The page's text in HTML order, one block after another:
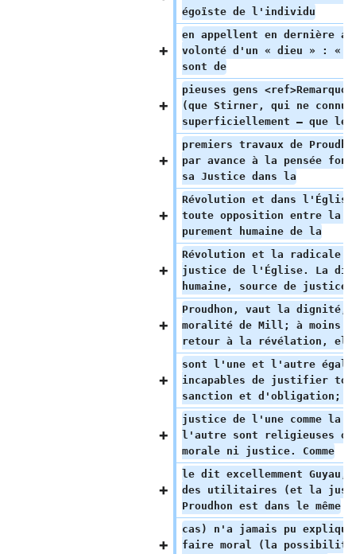
égoïste de l'individu
en appellent en dernière
volonté d'un « dieu » : «
sont de
pieuses gens
(que Stirner, qui ne
superficiellement — que les
premiers travaux de
par avance à la pensée
sa Justice dans la
Révolution et dans
toute opposition entre la
purement humaine de la
Révolution et la radicale
justice de l'Église. La
humaine, source de justice
Proudhon, vaut la dignité,
moralité de Mill; à moins
retour à la révélation,
sont l'une et l'autre
incapables de justifier
sanction et d'obligation;
justice de l'une comme la
l'autre sont religieuses
morale ni justice. Comme
le dit excellemment
des utilitaires (et la
Proudhon est dans le même
cas) n'a jamais pu
faire moral (la